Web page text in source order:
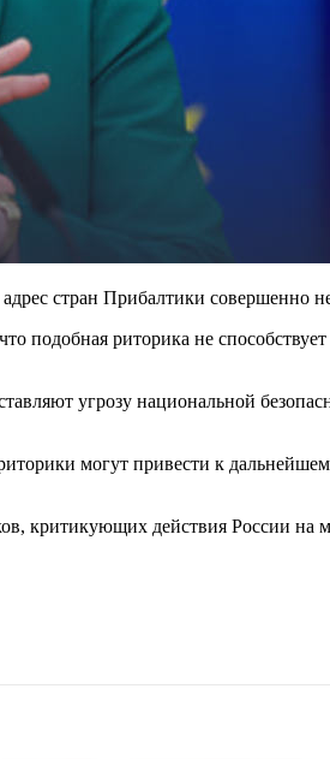
стран Прибалтики совершенно
подобная риторика не
угрозу национальной
могут привести к
критикующих действия России на